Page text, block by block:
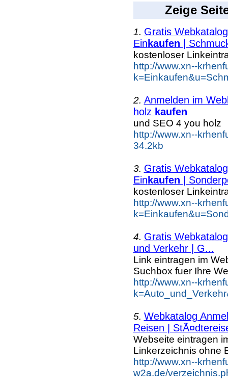
Zeige
1. Gratis
Ein kaufen |
kostenloser
http://www.xn--
2. Anmelden im
holz kaufen
und SEO 4 you holz
http://www.xn--
34.2kb
3. Gratis
Ein kaufen |
kostenloser
http://www.xn--
4. Gratis
und Verkehr | G...
Link eintragen im
Suchbox fuer Ihre
http://www.xn--
5. Webkatalog
Reisen |
Webseite eintragen
Linkerzeichnis ohne
http://www.xn--
w2a.de/